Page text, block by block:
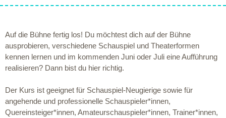
Auf die Bühne fertig los! Du möchtest dich auf der Bühne
ausprobieren, verschiedene Schauspiel und Theaterformen
kennen lernen und im kommenden Juni oder Juli eine Aufführung
realisieren? Dann bist du hier richtig.
Der Kurs ist geeignet für Schauspiel-Neugierige sowie für
angehende und professionelle Schauspieler*innen,
Quereinsteiger*innen, Amateurschauspieler*innen, Trainer*innen,